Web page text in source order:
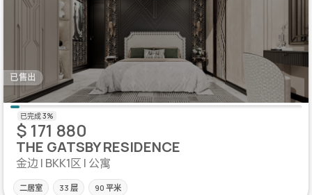
已售出
$ 171 880
THE GATSBY RESIDENCE
金边 | BKK1区 | 公寓
二居室 33 层 90 平米